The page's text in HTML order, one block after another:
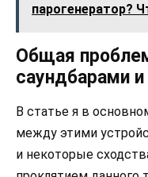
парогенератор?
Общая
саундбарами и
В статье я в
между этими
и некоторые